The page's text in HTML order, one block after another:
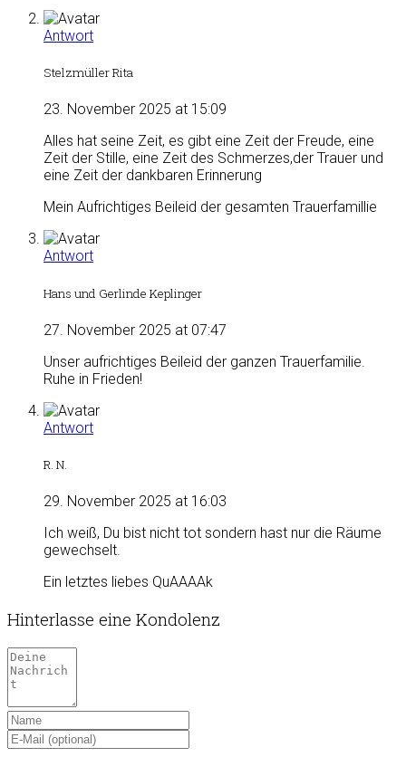
Antwort
Stelzmüller Rita
23. November 2025 at 15:09
Alles hat seine Zeit, es gibt eine Zeit der Freude, eine
Zeit der Stille, eine Zeit des Schmerzes,der Trauer und
eine Zeit der dankbaren Erinnerung
Mein Aufrichtiges Beileid der gesamten Trauerfamillie
Antwort
Hans und Gerlinde Keplinger
27. November 2025 at 07:47
Unser aufrichtiges Beileid der ganzen Trauerfamilie.
Ruhe in Frieden!
Antwort
R. N.
29. November 2025 at 16:03
Ich weiß, Du bist nicht tot sondern hast nur die Räume
gewechselt.
Ein letztes liebes QuAAAAk
Hinterlasse eine Kondolenz